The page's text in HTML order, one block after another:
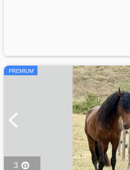
PREMIUM
3